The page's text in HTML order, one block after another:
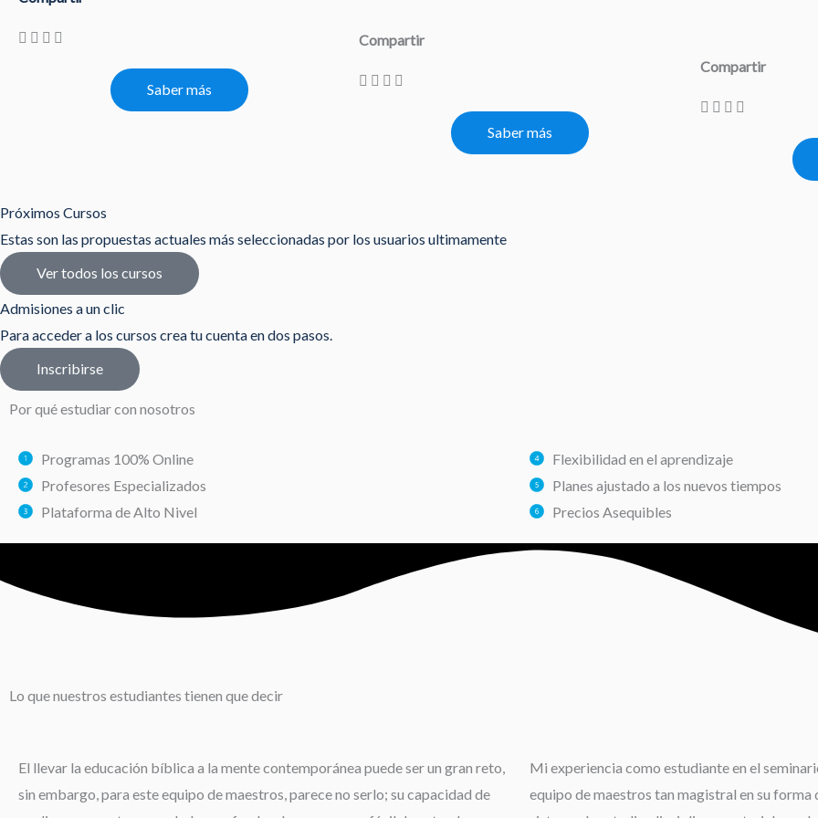
Saber más
Compartir
Saber más
Compartir
Próximos Cursos
Estas son las propuestas actuales más seleccionadas por los usuarios ultimamente
Ver todos los cursos
Admisiones a un clic
Para acceder a los cursos crea tu cuenta en dos pasos.
Inscribirse
Por qué estudiar con nosotros
Programas 100% Online
Profesores Especializados
Plataforma de Alto Nivel
Flexibilidad en el aprendizaje
Planes ajustado a los nuevos tiempos
Precios Asequibles
Lo que nuestros estudiantes tienen que decir
El llevar la educación bíblica a la mente contemporánea puede ser un gran reto,
sin embargo, para este equipo de maestros, parece no serlo; su capacidad de
Mi experiencia como estudiante en el
equipo de maestros tan magistral en su forma